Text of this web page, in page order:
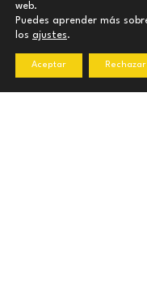
web.
Puedes aprender más
los ajustes.
Aceptar Rechazar